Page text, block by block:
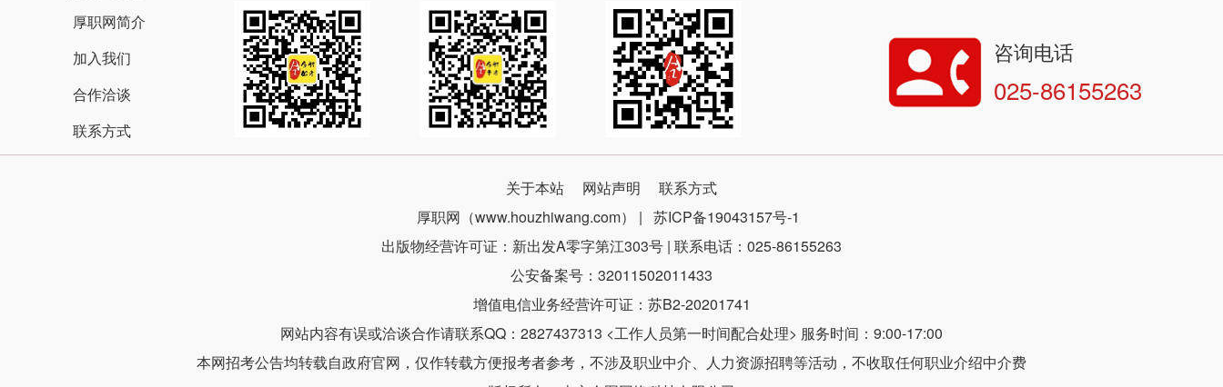
厚职网简介
加入我们
合作洽谈
联系方式
咨询电话
025-86155263
关于本站 网站声明
联系方式
厚职网（www.houzhiwang.com） | 苏ICP备19043157号-1
出版物经营许可证：新出发A零字第江303号 | 联系电话：025-86155263
公安备案号：32011502011433
增值电信业务经营许可证：苏B2-20201741
网站内容有误或洽谈合作请联系QQ：2827437313 <工作人员第一时间配合处理> 服务时间：9:00-17:00
本网招考公告均转载自政府官网，仅作转载方便报考者参考，不涉及职业中介、人力资源招聘等活动，不收取任何职业介绍中介费